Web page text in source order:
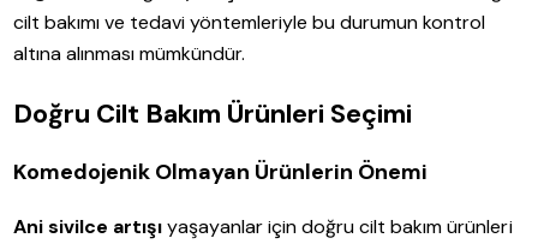
cilt bakımı ve tedavi yöntemleriyle bu durumun kontrol
altına alınması mümkündür.
Doğru Cilt Bakım Ürünleri Seçimi
Komedojenik Olmayan Ürünlerin Önemi
Ani sivilce artışıyaşayanlar için doğru cilt bakım ürünleri